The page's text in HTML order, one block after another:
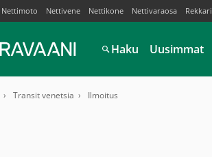
Nettimoto Nettivene Nettikone Nettivaraosa Rekkari
Haku Uusimmat
Transit venetsia Ilmoitus